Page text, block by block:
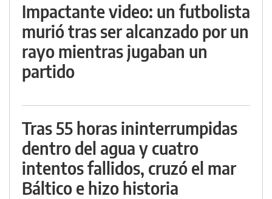
Impactante video: un futbolista
murió tras ser alcanzado por un
rayo mientras jugaban un
partido
Tras 55 horas ininterrumpidas
dentro del agua y cuatro
intentos fallidos, cruzó el mar
Báltico e hizo historia